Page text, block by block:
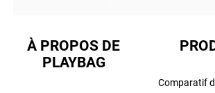
À PROPOS DE
PLAYBAG
Comparatif